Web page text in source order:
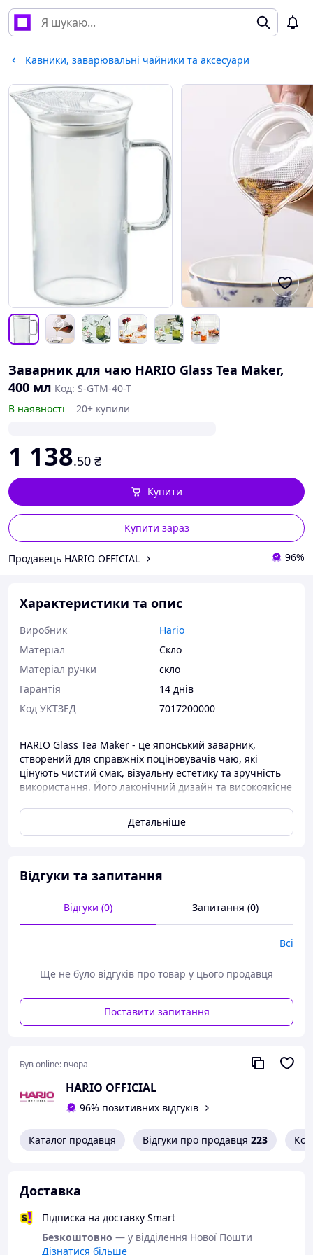
Кавники, заварювальні чайники та аксесуари
Заварник для чаю HARIO Glass Tea Maker,
400 мл Код: S-GTM-40-T
В наявності
20+ купили
1 138.50 ₴
Купити зараз
Купити
Продавець HARIO OFFICIAL 96%
Характеристики та опис
Виробник
Hario
Матеріал
Скло
Матеріал ручки
скло
Гарантія
14 днів
Код УКТЗЕД
7017200000
HARIO Glass Tea Maker - це японський заварник,
створений для справжніх поціновувачів чаю, які
цінують чистий смак, візуальну естетику та зручність
використання. Його лаконічний дизайн та високоякісне
лише практичним, а й елегантним.
Об’єм 400 мл - ідеально підходить для 1-2 порцій
Виготовлений з боросилікатного скла, стійкого
заварювання
Універсальний для всіх видів чаю: зелений,
чорний, улун, трав’яний
посудомийній машині
Наш експертний підхід:
японської філософії HARIO: простота, функціональність і
досконалість. Термостійке скло не взаємодіє з напоєм,
Функціональні можливості:
Ергономічна ручка забезпечує комфорт під час
наливання
Детальніше
Відгуки та запитання
Відгуки (0) Запитання (0)
Всі
Ще не було відгуків про товар у цього продавця
Поставити запитання
Був online: вчора
HARIO OFFICIAL
96% позитивних відгуків
Каталог продавця Відгуки про продавця 223
Доставка
Підписка на доставку Smart
Безкоштовно — у відділення Нової Пошти
Дізнатися більше